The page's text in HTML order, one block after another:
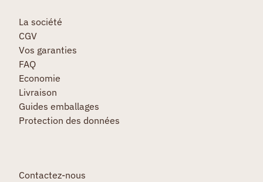
La société
CGV
Vos garanties
FAQ
Economie
Livraison
Guides emballages
Protection des données
Contactez-nous